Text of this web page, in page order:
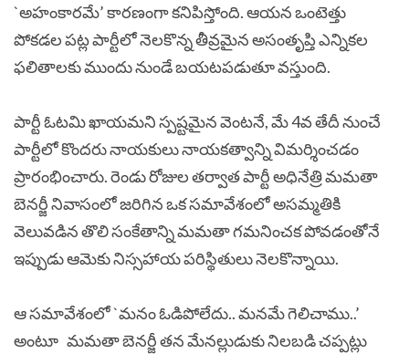
`అహంకారమే’ కారణంగా కనిపిస్తోంది. ఆయన ఒంటెత్తు
పోకడల పట్ల పార్టీలో నెలకొన్న తీవ్రమైన అసంతృప్తి ఎన్నికల
ఫలితాలకు ముందు నుండే బయటపడుతూ వస్తుంది.
పార్టీ ఓటమి ఖాయమని స్పష్టమైన వెంటనే, మే 4వ తేదీ నుంచే
పార్టీలో కొందరు నాయకులు నాయకత్వాన్ని విమర్శించడం
ప్రారంభించారు. రెండు రోజుల తర్వాత పార్టీ అధినేత్రి మమతా
బెనర్జీ నివాసంలో జరిగిన ఒక సమావేశంలో అసమ్మతికి
వెలువడిన తొలి సంకేతాన్ని మమతా గమనించక పోవడంతోనే
ఇప్పుడు ఆమెకు నిస్సహాయ పరిస్థితులు నెలకొన్నాయి.
ఆ సమావేశంలో `మనం ఓడిపోలేదు.. మనమే గెలిచాము..’
అంటూ మమతా బెనర్జీ తన మేనల్లుడుకు నిలబడి చప్పట్లు